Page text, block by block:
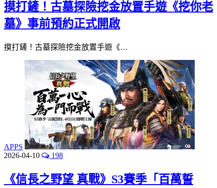
摸打鏟！古墓探險挖金放置手遊《挖你老
墓》事前預約正式開啟
摸打鏟！古墓探險挖金放置手遊《…
APPS
2026-04-10
198
《信長之野望 真戰》S3賽季「百萬誓